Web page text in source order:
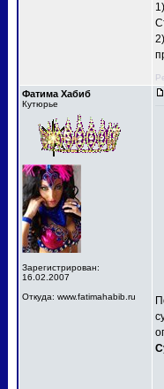
Фатима Хабиб
Кутюрье
Зарегистрирован:
16.02.2007
Откуда: www.fatimahabib.ru